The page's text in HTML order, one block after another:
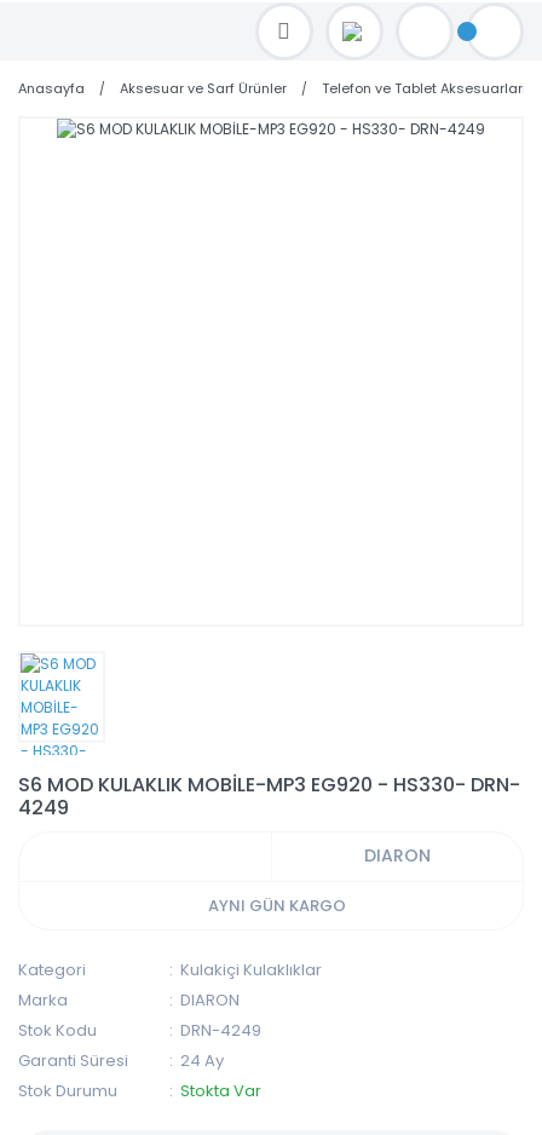
TOPTAN FİYAT ALMAK İÇİN satis@toptanbilgisayar.net MAİL ATINIZ.
SİPARİŞLERİNİZİ AYNI GÜN KARGO İLE GÖNDERİYORUZ!
Anasayfa Aksesuar ve Sarf Ürünler Telefon ve Tablet Aksesuarları
S6 MOD KULAKLIK MOBİLE-MP3 EG920 - HS330- DRN-
4249
DIARON
AYNI GÜN KARGO
Kategori
Kulakiçi Kulaklıklar
Marka
DIARON
Stok Kodu
DRN-4249
Garanti Süresi
24 Ay
Stok Durumu
Stokta Var